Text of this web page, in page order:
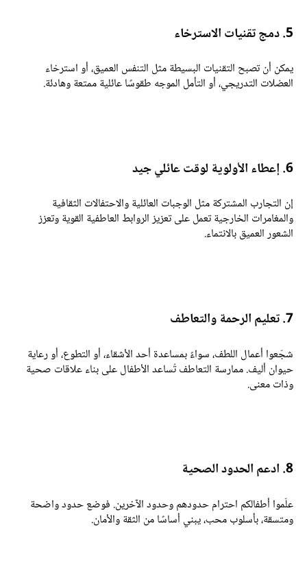
يمكن أن تصبح التقنيات البسيطة مثل التنفس العميق، أو استرخاء
العضلات التدريجي، أو التأمل الموجه طقوسًا عائلية ممتعة وهادئة.
إن التجارب المشتركة مثل الوجبات العائلية والاحتفالات الثقافية
والمغامرات الخارجية تعمل على تعزيز الروابط العاطفية القوية وتعزز
الشعور العميق بالانتماء.
شجّعوا أعمال اللطف، سواءً بمساعدة أحد الأشقاء، أو التطوع، أو رعاية
حيوان أليف. ممارسة التعاطف تُساعد الأطفال على بناء علاقات صحية
وذات معنى.
علّموا أطفالكم احترام حدودهم وحدود الآخرين. فوضع حدود واضحة
ومتسقة، بأسلوب محب، يبني أساسًا من الثقة والأمان.